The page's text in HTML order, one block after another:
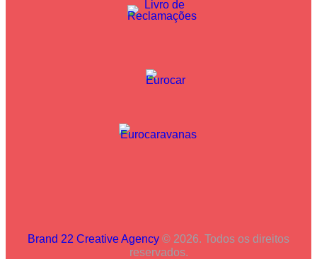
Brand 22 Creative Agency © 2026. Todos os direitos
reservados.